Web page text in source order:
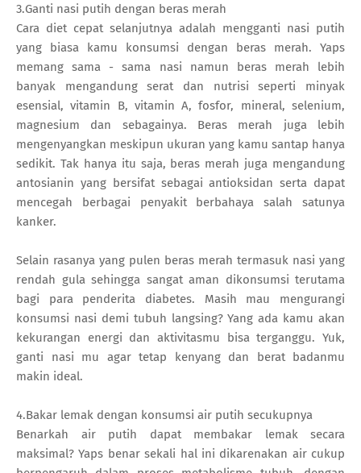
3.Ganti nasi putih dengan beras merah
Cara diet cepat selanjutnya adalah mengganti nasi putih
yang biasa kamu konsumsi dengan beras merah. Yaps
memang sama - sama nasi namun beras merah lebih
banyak mengandung serat dan nutrisi seperti minyak
esensial, vitamin B, vitamin A, fosfor, mineral, selenium,
magnesium dan sebagainya. Beras merah juga lebih
mengenyangkan meskipun ukuran yang kamu santap hanya
sedikit. Tak hanya itu saja, beras merah juga mengandung
antosianin yang bersifat sebagai antioksidan serta dapat
mencegah berbagai penyakit berbahaya salah satunya
kanker.
Selain rasanya yang pulen beras merah termasuk nasi yang
rendah gula sehingga sangat aman dikonsumsi terutama
bagi para penderita diabetes. Masih mau mengurangi
konsumsi nasi demi tubuh langsing? Yang ada kamu akan
kekurangan energi dan aktivitasmu bisa terganggu. Yuk,
ganti nasi mu agar tetap kenyang dan berat badanmu
makin ideal.
4.Bakar lemak dengan konsumsi air putih secukupnya
Benarkah air putih dapat membakar lemak secara
maksimal? Yaps benar sekali hal ini dikarenakan air cukup